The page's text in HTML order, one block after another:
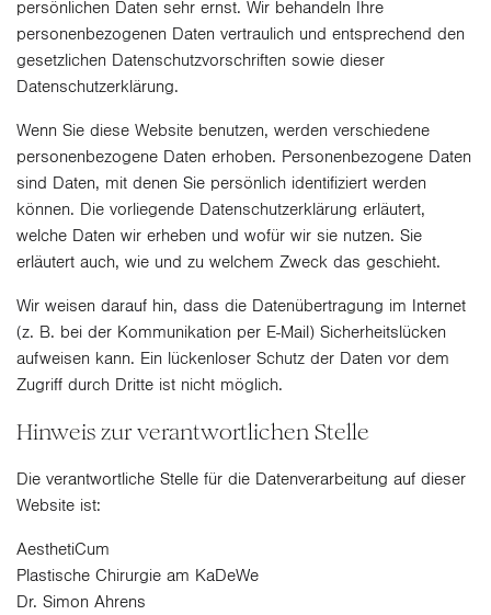
persönlichen Daten sehr ernst. Wir behandeln Ihre
personenbezogenen Daten vertraulich und entsprechend den
gesetzlichen Datenschutzvorschriften sowie dieser
Datenschutzerklärung.
Wenn Sie diese Website benutzen, werden verschiedene
personenbezogene Daten erhoben. Personenbezogene Daten
sind Daten, mit denen Sie persönlich identifiziert werden
können. Die vorliegende Datenschutzerklärung erläutert,
welche Daten wir erheben und wofür wir sie nutzen. Sie
erläutert auch, wie und zu welchem Zweck das geschieht.
Wir weisen darauf hin, dass die Datenübertragung im Internet
(z. B. bei der Kommunikation per E-Mail) Sicherheitslücken
aufweisen kann. Ein lückenloser Schutz der Daten vor dem
Zugriff durch Dritte ist nicht möglich.
Hinweis zur verantwortlichen Stelle
Die verantwortliche Stelle für die Datenverarbeitung auf dieser
Website ist:
AesthetiCum
Plastische Chirurgie am KaDeWe
Dr. Simon Ahrens